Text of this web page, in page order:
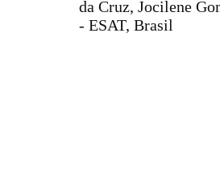
da Cruz, Jocilene
- ESAT, Brasil